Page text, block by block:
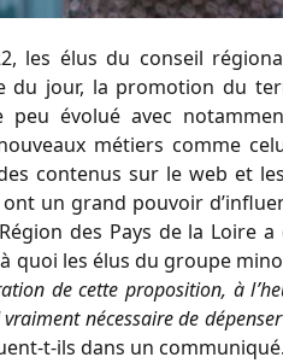
les élus du conseil
du jour, la promotion du
évolué avec
métiers comme
contenus sur le web et
un grand pouvoir
des Pays de la Loire
quoi les élus du groupe
de cette proposition, à l’
nécessaire de
t-ils dans un communiqué.